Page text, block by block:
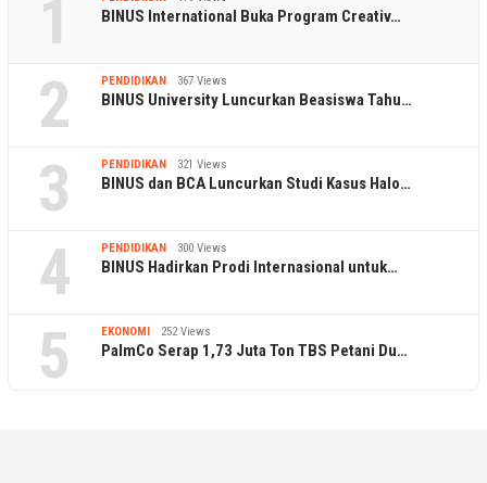
1 PENDIDIKAN 419 Views
2 PENDIDIKAN 367 Views
3 PENDIDIKAN 321 Views
4 PENDIDIKAN 300 Views
5 EKONOMI 252 Views